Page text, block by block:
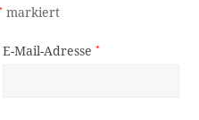
markiert
E-Mail-Adresse*